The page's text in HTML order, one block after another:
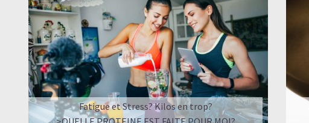
Fatigue et Stress? Kilos en trop?